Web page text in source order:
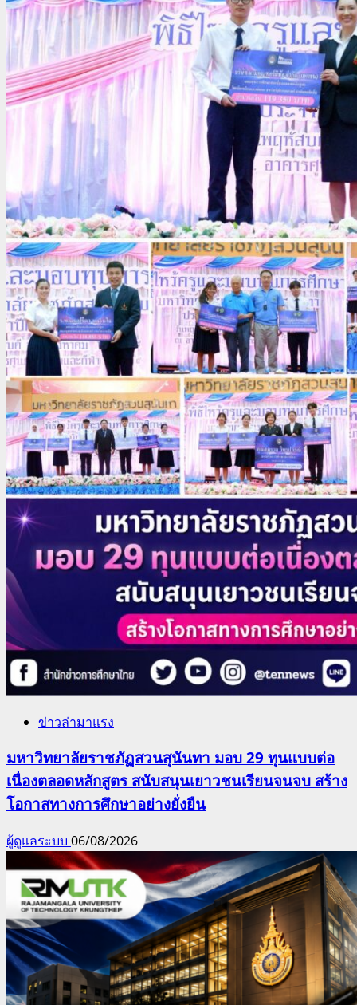
ข่าวล่ามาแรง
มหาวิทยาลัยราชภัฏสวนสุนันทา มอบ 29 ทุนแบบต่อ
เนื่องตลอดหลักสูตร สนับสนุนเยาวชนเรียนจนจบ สร้าง
โอกาสทางการศึกษาอย่างยั่งยืน
ผู้ดูแลระบบ 06/08/2026